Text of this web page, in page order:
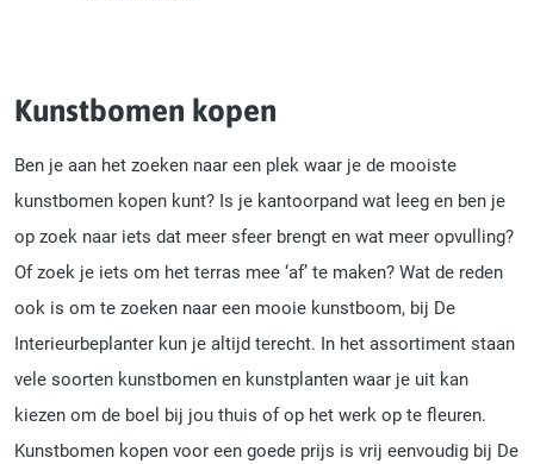
Kunstbomen kopen
Ben je aan het zoeken naar een plek waar je de mooiste
kunstbomen kopen kunt? Is je kantoorpand wat leeg en ben je
op zoek naar iets dat meer sfeer brengt en wat meer opvulling?
Of zoek je iets om het terras mee ‘af’ te maken? Wat de reden
ook is om te zoeken naar een mooie kunstboom, bij De
Interieurbeplanter kun je altijd terecht. In het assortiment staan
vele soorten kunstbomen en kunstplanten waar je uit kan
kiezen om de boel bij jou thuis of op het werk op te fleuren.
Kunstbomen kopen voor een goede prijs is vrij eenvoudig bij De